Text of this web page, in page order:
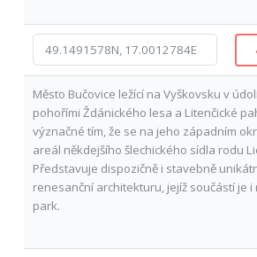
Město Bučovice ležící na Vyškovsku v
pohořími Ždánického lesa a Litenčické
význačné tím, že se na jeho západním
areál někdejšího šlechického sídla rodu
Představuje dispozičně i stavebně
renesanční architekturu, jejíž součástí je
park.